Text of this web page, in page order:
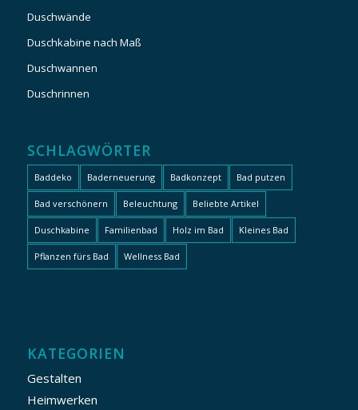
Duschwände
Duschkabine nach Maß
Duschwannen
Duschrinnen
SCHLAGWÖRTER
Baddeko Baderneuerung Badkonzept Bad putzen
Bad verschönern Beleuchtung Beliebte Artikel
Duschkabine Familienbad Holz im Bad Kleines Bad
Pflanzen fürs Bad Wellness Bad
KATEGORIEN
Gestalten
Heimwerken